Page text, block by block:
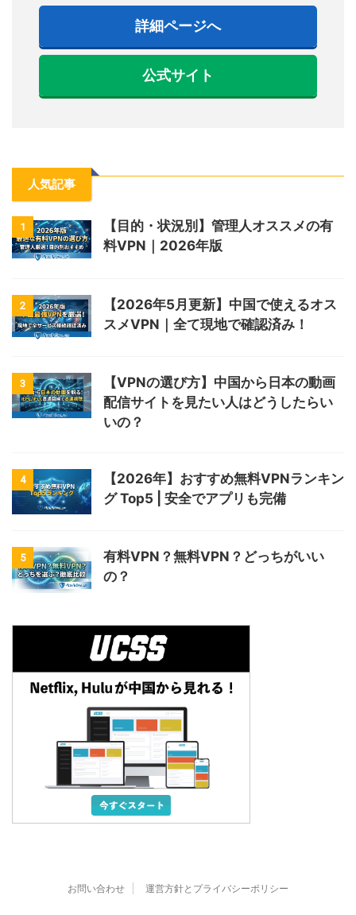
詳細ページへ
公式サイト
人気記事
1
【目的・状況別】管理人オススメの有
料VPN｜2026年版
2
【2026年5月更新】中国で使えるオス
スメVPN｜全て現地で確認済み！
3
【VPNの選び方】中国から日本の動画
配信サイトを見たい人はどうしたらい
いの？
4
【2026年】おすすめ無料VPNランキン
グ Top5 | 安全でアプリも完備
5
有料VPN？無料VPN？どっちがいい
の？
お問い合わせ 運営方針とプライバシーポリシー